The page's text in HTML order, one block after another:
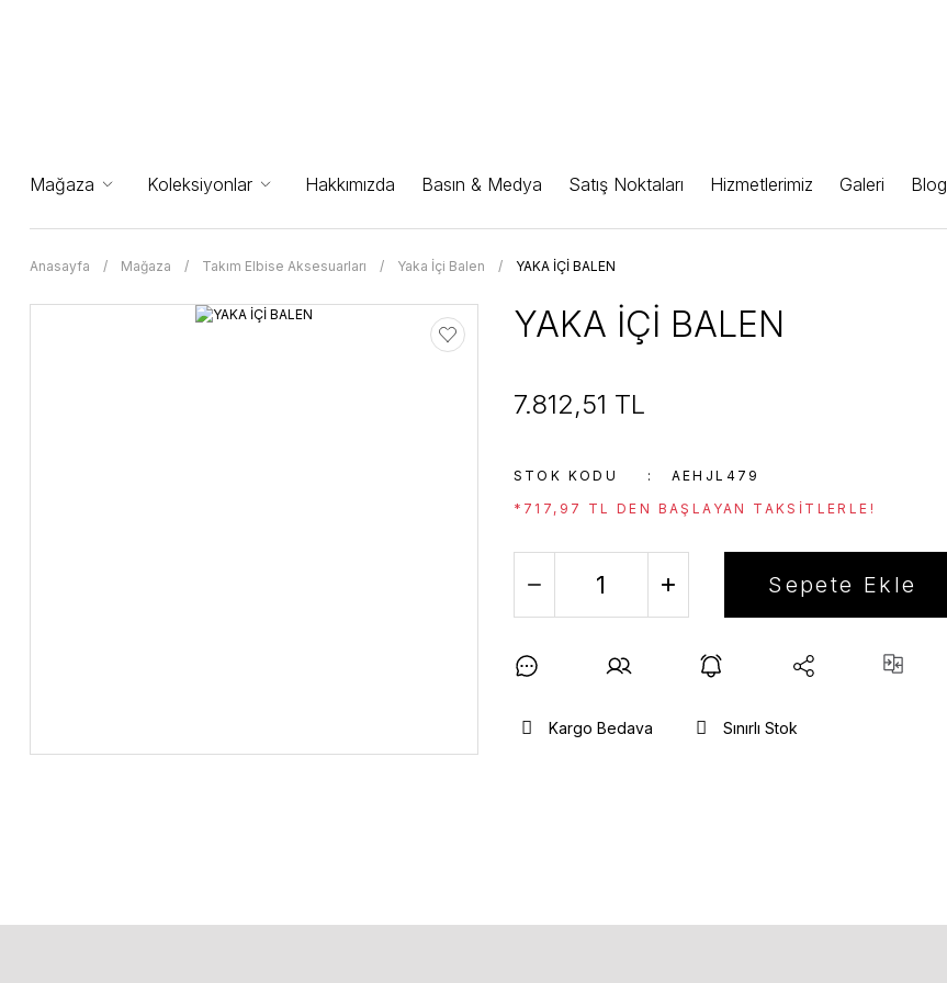
Mağaza Koleksiyonlar Hakkımızda Basın & Medya Satış Noktaları Hizmetlerimiz Galeri Blog
Anasayfa Mağaza Takım Elbise Aksesuarları Yaka İçi Balen YAKA İÇİ BALEN
YAKA İÇİ BALEN
7.812,51 TL
STOK KODU
AEHJL479
*717,97 TL DEN BAŞLAYAN TAKSITLERLE!
Sepete Ekle
Kargo Bedava Sınırlı Stok